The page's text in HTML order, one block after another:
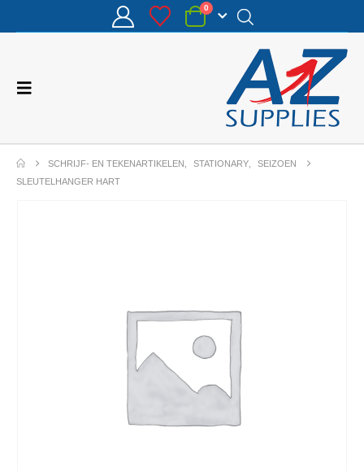
0
SCHRIJF- EN TEKENARTIKELEN STATIONARY
SEIZOEN
SLEUTELHANGER HART